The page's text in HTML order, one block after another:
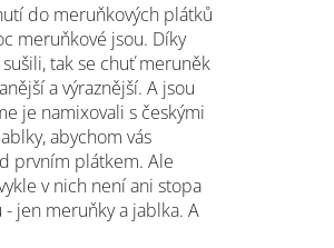
do meruňkových plátků
meruňkové jsou. Díky
tak se chuť meruněk
a výraznější. A jsou
je namixovali s českými
abychom vás
prvním plátkem. Ale
v nich není ani stopa
jen meruňky a jablka. A